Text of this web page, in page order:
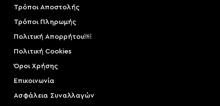
Τρόποι Αποστολής
Τρόποι Πληρωμής
Πολιτική Απορρήτου￼
Πολιτική Cookies
Όροι Χρήσης
Επικοινωνία
Ασφάλεια Συναλλαγών